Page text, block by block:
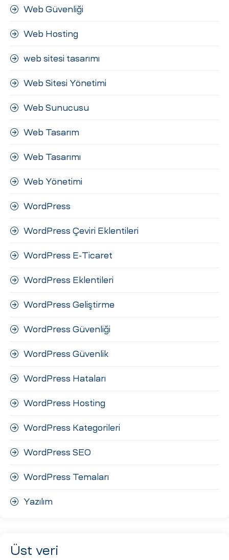
Web Güvenliği
Web Hosting
web sitesi tasarımı
Web Sitesi Yönetimi
Web Sunucusu
Web Tasarım
Web Tasarımı
Web Yönetimi
WordPress
WordPress Çeviri Eklentileri
WordPress E-Ticaret
WordPress Eklentileri
WordPress Geliştirme
WordPress Güvenliği
WordPress Güvenlik
WordPress Hataları
WordPress Hosting
WordPress Kategorileri
WordPress SEO
WordPress Temaları
Yazılım
Üst veri